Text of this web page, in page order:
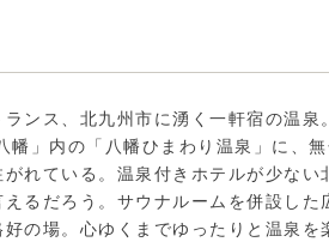
ンス、北九州市に湧く一軒宿の温泉
幡」内の「八幡ひまわり温泉」に、
れている。温泉付きホテルが少ない
るだろう。サウナルームを併設した
の場。心ゆくまでゆったりと温泉を